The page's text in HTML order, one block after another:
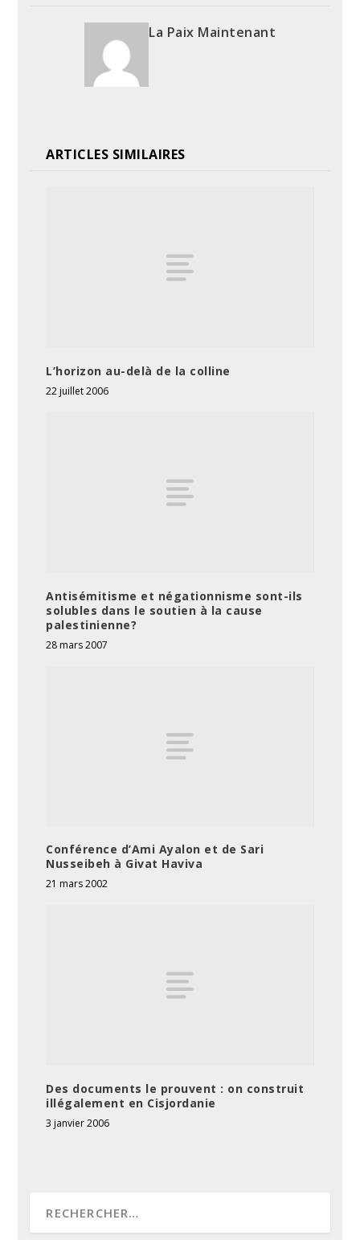
La Paix Maintenant
ARTICLES SIMILAIRES
L’horizon au-delà de la colline
22 juillet 2006
Antisémitisme et négationnisme sont-ils
solubles dans le soutien à la cause
palestinienne?
28 mars 2007
Conférence d’Ami Ayalon et de Sari
Nusseibeh à Givat Haviva
21 mars 2002
Des documents le prouvent : on construit
illégalement en Cisjordanie
3 janvier 2006